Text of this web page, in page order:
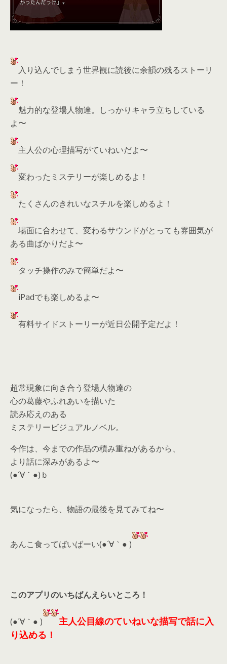
入り込んでしまう世界観に読後に余韻の残るストーリ
ー！
魅力的な登場人物達。しっかりキャラ立ちしている
よ〜
主人公の心理描写がていねいだよ〜
変わったミステリーが楽しめるよ！
たくさんのきれいなスチルを楽しめるよ！
場面に合わせて、変わるサウンドがとっても雰囲気が
ある曲ばかりだよ〜
タッチ操作のみで簡単だよ〜
iPadでも楽しめるよ〜
有料サイドストーリーが近日公開予定だよ！
超常現象に向き合う登場人物達の
心の葛藤やふれあいを描いた
読み応えのある
ミステリービジュアルノベル。
今作は、今までの作品の積み重ねがあるから、
より話に深みがあるよ〜
(●´∀｀●)ｂ
気になったら、 物語の最後を見てみてね〜
あんこ食ってばいばーい(●´∀｀● )
このアプリのいちばんえらいところ！
(●´∀｀● )
主人公目線のていねいな描写で話に入
り込める！